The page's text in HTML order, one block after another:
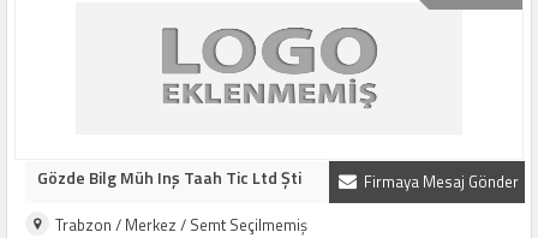
Firmaya Mesaj Gönder
Gözde Bilg Müh Inş Taah Tic Ltd Şti
Trabzon / Merkez / Semt Seçilmemiş